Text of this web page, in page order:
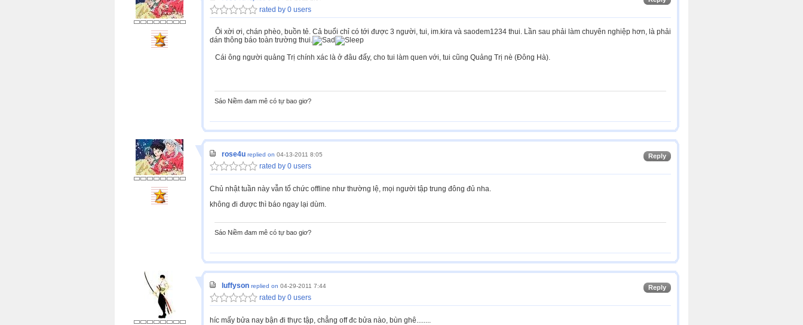
rated by 0 users
Ôi xời ơi, chán phèo, buồn tẻ. Cả buổi chỉ có tới được 3 người, tui, im.kira và saodem1234 thui. Lần sau phải làm chuyên nghiệp hơn, là phải
dán thông báo toàn trường thui.
Cái ông người quảng Trị chính xác là ở đâu đấy, cho tui làm quen với, tui cũng Quảng Trị nè (Đông Hà).
Sáo Niềm đam mê có tự bao giơ?
Reply
rose4u replied on 04-13-2011 8:05
rated by 0 users
Chủ nhật tuần này vẫn tổ chức offline như thường lệ, mọi người tập trung đông đủ nha.
không đi được thì báo ngay lại dùm.
Sáo Niềm đam mê có tự bao giơ?
Reply
luffyson replied on 04-29-2011 7:44
rated by 0 users
híc mấy bửa nay bận đi thực tập, chẳng off đc bửa nào, bùn ghê........